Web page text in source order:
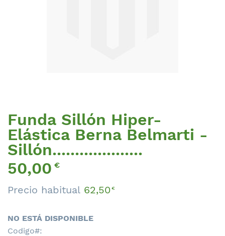
Funda Sillón Hiper-
Elástica Berna Belmarti -
Sillón....................
Precio
Especial
50,00€
Precio habitual 62,50€
NO ESTÁ DISPONIBLE
Codigo
Saltar
al
comienzo
de
la
galería
imágenes